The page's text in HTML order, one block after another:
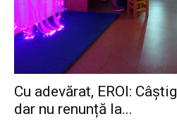
Cu adevărat, EROI:
dar nu renunță la...